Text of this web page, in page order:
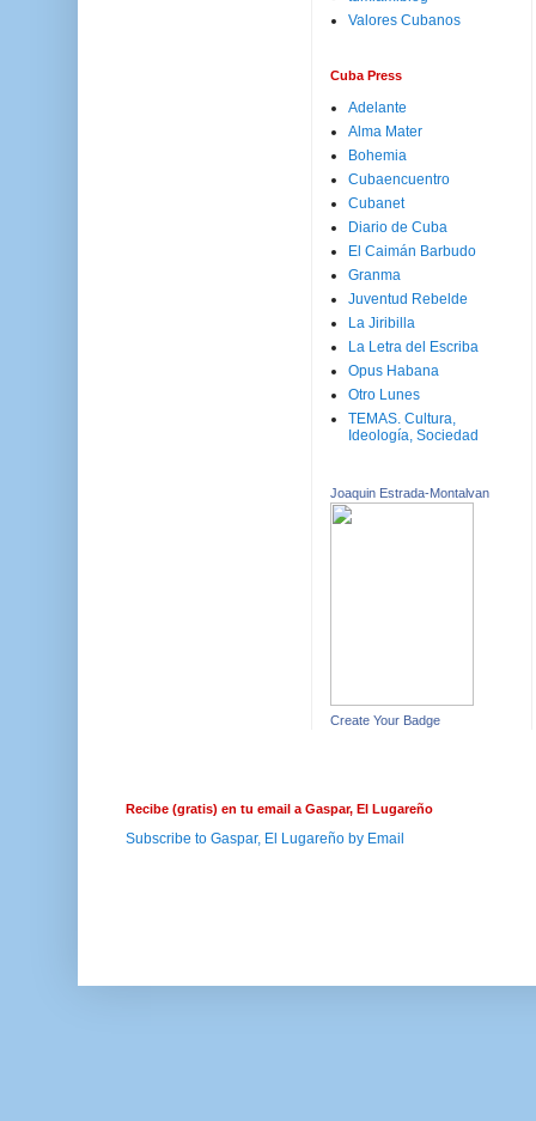
Valores Cubanos
Cuba Press
Adelante
Alma Mater
Bohemia
Cubaencuentro
Cubanet
Diario de Cuba
El Caimán Barbudo
Granma
Juventud Rebelde
La Jiribilla
La Letra del Escriba
Opus Habana
Otro Lunes
TEMAS. Cultura,
Ideología, Sociedad
Joaquin Estrada-Montalvan
Create Your Badge
Recibe (gratis) en tu email a Gaspar, El Lugareño
Subscribe to Gaspar, El Lugareño by Email